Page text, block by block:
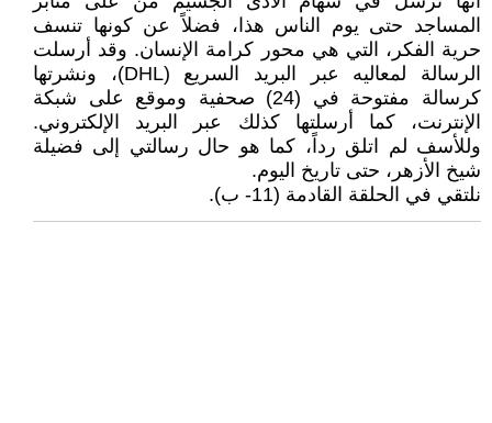
المساجد حتى يوم الناس هذا، فضلاً عن كونها تنسف
حرية الفكر، التي هي محور كرامة الإنسان. وقد أرسلت
الرسالة لمعاليه عبر البريد السريع (DHL)، ونشرتها
كرسالة مفتوحة في (24) صحفية وموقع على شبكة
الإنترنت، كما أرسلتها كذلك عبر البريد الإلكتروني.
وللأسف لم اتلق رداً، كما هو حال رسالتي إلى فضيلة
شيخ الأزهر، حتى تاريخ اليوم.
نلتقي في الحلقة القادمة (11- ب).